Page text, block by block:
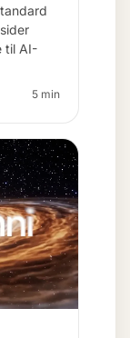
til AI-
5 min